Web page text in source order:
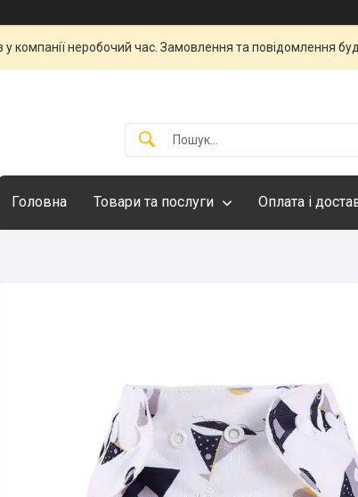
у компанії неробочий час. Замовлення та повідомлення
Головна Товари та послуги Оплата і